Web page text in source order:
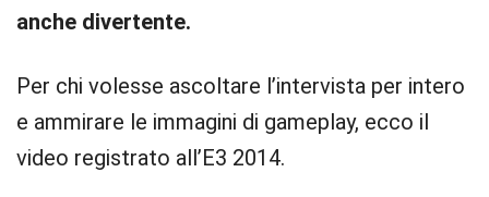
anche divertente.
Per chi volesse ascoltare l’intervista per intero
e ammirare le immagini di gameplay, ecco il
video registrato all’E3 2014.